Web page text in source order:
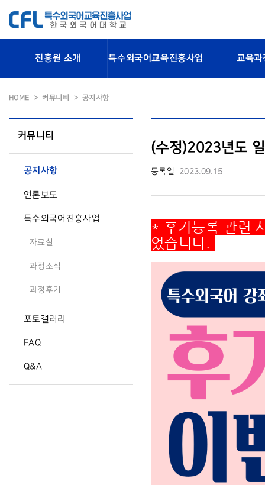
진흥원 소개 특수외국어교육진흥사업 교육과
HOME 커뮤니티 공지사항
커뮤니티
공지사항
언론보도
특수외국어진흥사업
자료실
과정소식
과정후기
포토갤러리
FAQ
Q&A
(수정)2023년도
등록일 2023.09.15
* 후기등록 관련
었습니다.